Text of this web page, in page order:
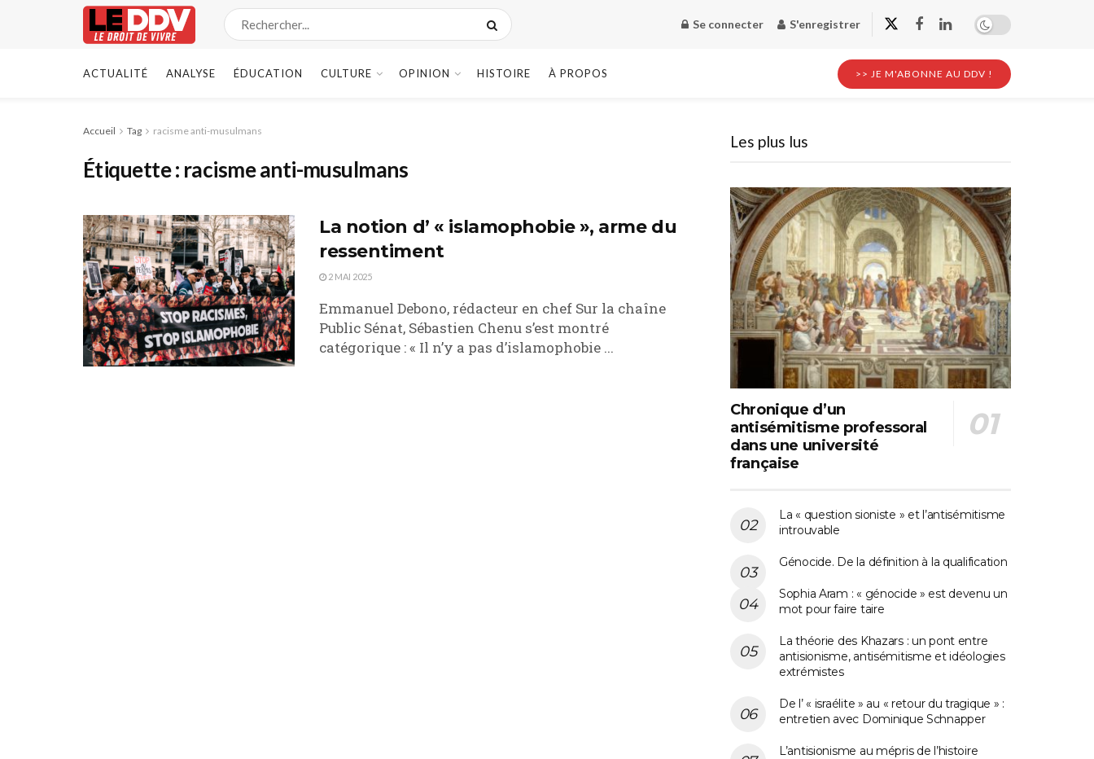
Se connecter S'enregistrer
ACTUALITÉ ANALYSE ÉDUCATION CULTURE OPINION HISTOIRE À PROPOS >> JE M'ABONNE AU DDV !
Accueil Tag racisme anti-musulmans
Étiquette : racisme anti-musulmans
La notion d’ « islamophobie », arme du
ressentiment
2 MAI 2025
Emmanuel Debono, rédacteur en chef Sur la chaîne
Public Sénat, Sébastien Chenu s’est montré
catégorique : « Il n’y a pas d’islamophobie ...
Les plus lus
Chronique d’un
antisémitisme professoral
dans une université
française
La « question sioniste » et l’antisémitisme
introuvable
Génocide. De la définition à la qualification
Sophia Aram : « génocide » est devenu un
mot pour faire taire
La théorie des Khazars : un pont entre
antisionisme, antisémitisme et idéologies
extrémistes
De l’ « israélite » au « retour du tragique » :
entretien avec Dominique Schnapper
L’antisionisme au mépris de l’histoire